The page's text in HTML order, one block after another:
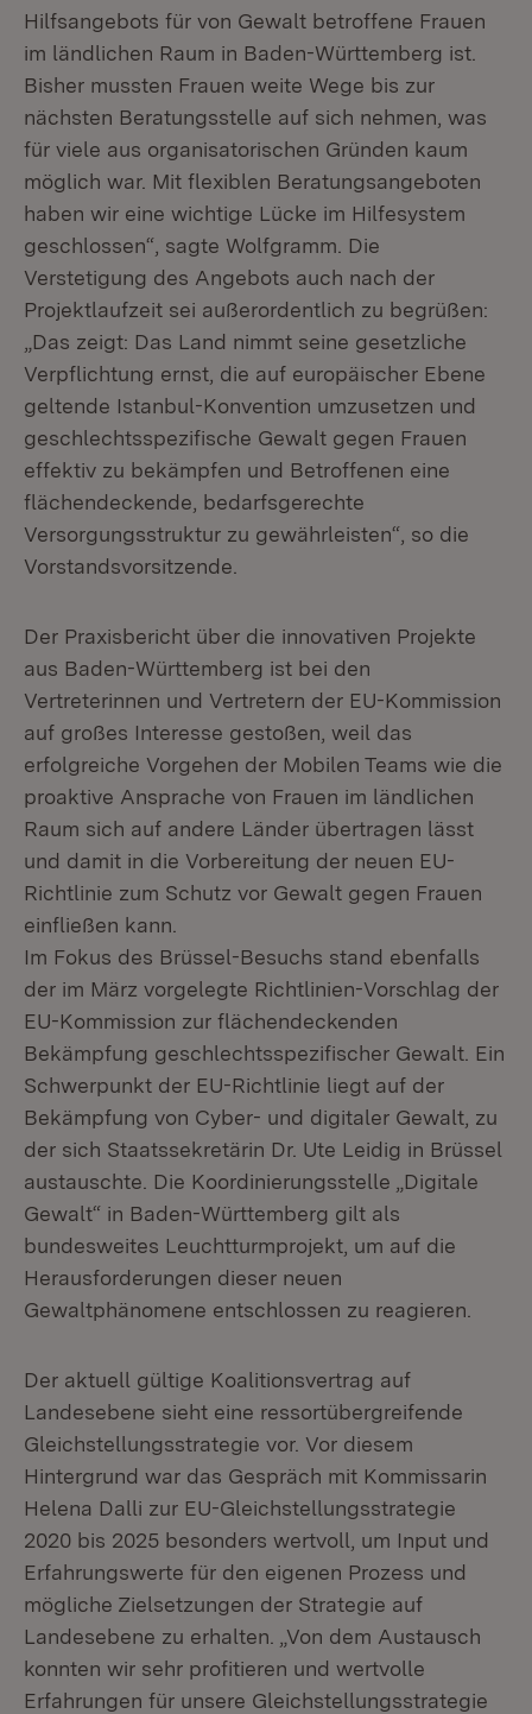
Hilfsangebots für von Gewalt betroffene Frauen
im ländlichen Raum in Baden-Württemberg ist.
Bisher mussten Frauen weite Wege bis zur
nächsten Beratungsstelle auf sich nehmen, was
für viele aus organisatorischen Gründen kaum
möglich war. Mit flexiblen Beratungsangeboten
haben wir eine wichtige Lücke im Hilfesystem
geschlossen“, sagte Wolfgramm. Die
Verstetigung des Angebots auch nach der
Projektlaufzeit sei außerordentlich zu begrüßen:
„Das zeigt: Das Land nimmt seine gesetzliche
Verpflichtung ernst, die auf europäischer Ebene
geltende Istanbul-Konvention umzusetzen und
geschlechtsspezifische Gewalt gegen Frauen
effektiv zu bekämpfen und Betroffenen eine
flächendeckende, bedarfsgerechte
Versorgungsstruktur zu gewährleisten“, so die
Vorstandsvorsitzende.
Der Praxisbericht über die innovativen Projekte
aus Baden-Württemberg ist bei den
Vertreterinnen und Vertretern der EU-Kommission
auf großes Interesse gestoßen, weil das
erfolgreiche Vorgehen der Mobilen Teams wie die
proaktive Ansprache von Frauen im ländlichen
Raum sich auf andere Länder übertragen lässt
und damit in die Vorbereitung der neuen EU-
Richtlinie zum Schutz vor Gewalt gegen Frauen
einfließen kann.
Im Fokus des Brüssel-Besuchs stand ebenfalls
der im März vorgelegte Richtlinien-Vorschlag der
EU-Kommission zur flächendeckenden
Bekämpfung geschlechtsspezifischer Gewalt. Ein
Schwerpunkt der EU-Richtlinie liegt auf der
Bekämpfung von Cyber- und digitaler Gewalt, zu
der sich Staatssekretärin Dr. Ute Leidig in Brüssel
austauschte. Die Koordinierungsstelle „Digitale
Gewalt“ in Baden-Württemberg gilt als
bundesweites Leuchtturmprojekt, um auf die
Herausforderungen dieser neuen
Gewaltphänomene entschlossen zu reagieren.
Der aktuell gültige Koalitionsvertrag auf
Landesebene sieht eine ressortübergreifende
Gleichstellungsstrategie vor. Vor diesem
Hintergrund war das Gespräch mit Kommissarin
Helena Dalli zur EU-Gleichstellungsstrategie
2020 bis 2025 besonders wertvoll, um Input und
Erfahrungswerte für den eigenen Prozess und
mögliche Zielsetzungen der Strategie auf
Landesebene zu erhalten. „Von dem Austausch
konnten wir sehr profitieren und wertvolle
Erfahrungen für unsere Gleichstellungsstrategie